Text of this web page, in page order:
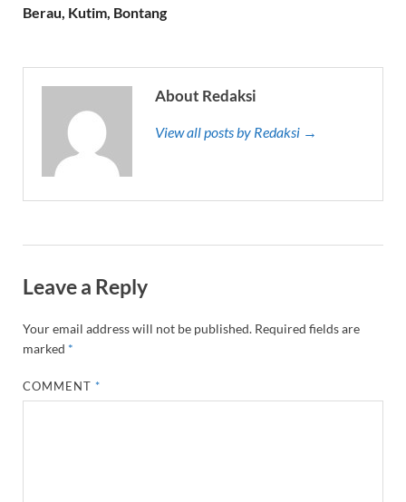
Berau, Kutim, Bontang
About Redaksi
View all posts by Redaksi →
Leave a Reply
Your email address will not be published. Required fields are
marked *
COMMENT*